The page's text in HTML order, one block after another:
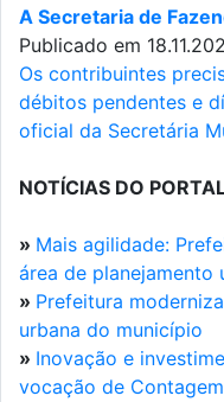
A Secretaria de
Publicado em
Os contribuintes
débitos pendentes e
oficial da Secretária
NOTÍCIAS DO
» Mais agilidade:
área de planejamento
» Prefeitura
urbana do município
» Inovação e
vocação de